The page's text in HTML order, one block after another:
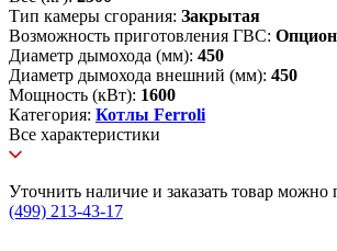
Тип камеры сгорания: Закрытая
Возможность приготовления ГВС:
Диаметр дымохода (мм): 450
Диаметр дымохода внешний (мм): 450
Мощность (кВт): 1600
Категория: Котлы Ferroli
Все характеристики
Уточнить наличие и заказать товар можно
(499) 213-43-17